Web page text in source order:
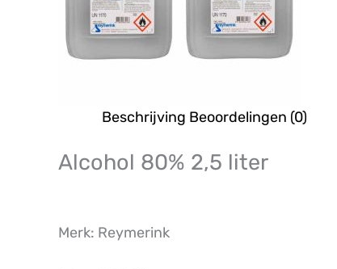
Beschrijving Beoordelingen (0)
Alcohol 80% 2,5 liter
Merk: Reymerink